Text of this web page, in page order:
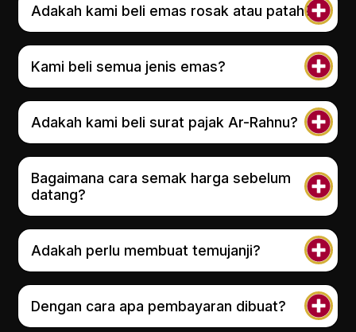
Adakah kami beli emas rosak atau patah?
Kami beli semua jenis emas?
Adakah kami beli surat pajak Ar-Rahnu?
Bagaimana cara semak harga sebelum
datang?
Adakah perlu membuat temujanji?
Dengan cara apa pembayaran dibuat?